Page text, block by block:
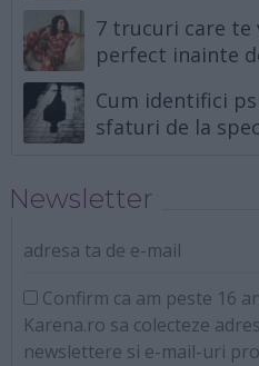
7 trucuri care te
perfect inainte
Cum identifici
sfaturi de la
Newsletter
adresa ta de e-mail
Confirm ca am peste 16
Karena.ro sa colecteze
newslettere si e-mail-uri